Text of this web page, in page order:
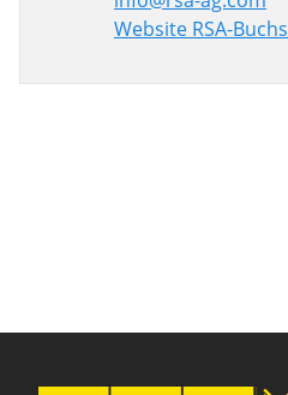
Website RSA-Buchs